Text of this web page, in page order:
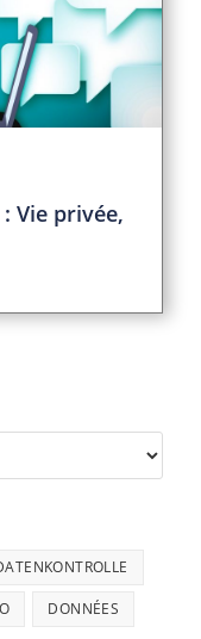
Vie privée,
DONNÉES